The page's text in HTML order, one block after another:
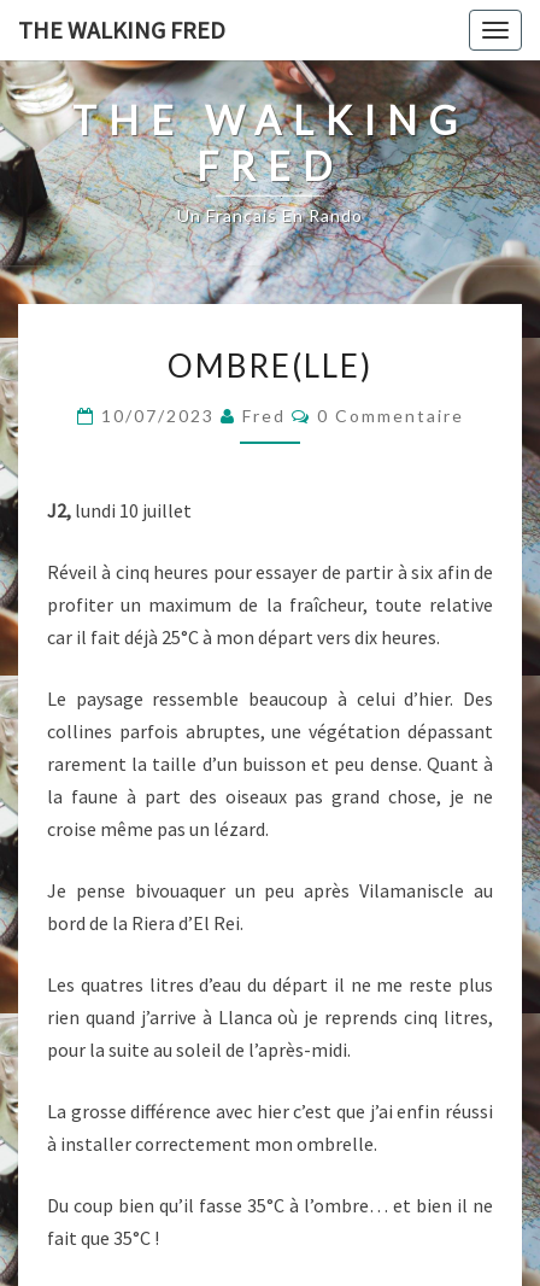
content
THE WALKING FRED
THE WALKING
FRED
Un Français En Rando
OMBRE(LLE)
10/07/2023 Fred Commentaires
0 Commentaire
J2, lundi 10 juillet
Réveil à cinq heures pour essayer de partir à six afin de
profiter un maximum de la fraîcheur, toute relative
car il fait déjà 25°C à mon départ vers dix heures.
Le paysage ressemble beaucoup à celui d’hier. Des
collines parfois abruptes, une végétation dépassant
rarement la taille d’un buisson et peu dense. Quant à
la faune à part des oiseaux pas grand chose, je ne
croise même pas un lézard.
Je pense bivouaquer un peu après Vilamaniscle au
bord de la Riera d’El Rei.
Les quatres litres d’eau du départ il ne me reste plus
rien quand j’arrive à Llanca où je reprends cinq litres,
pour la suite au soleil de l’après-midi.
La grosse différence avec hier c’est que j’ai enfin réussi
à installer correctement mon ombrelle.
Du coup bien qu’il fasse 35°C à l’ombre… et bien il ne
fait que 35°C !